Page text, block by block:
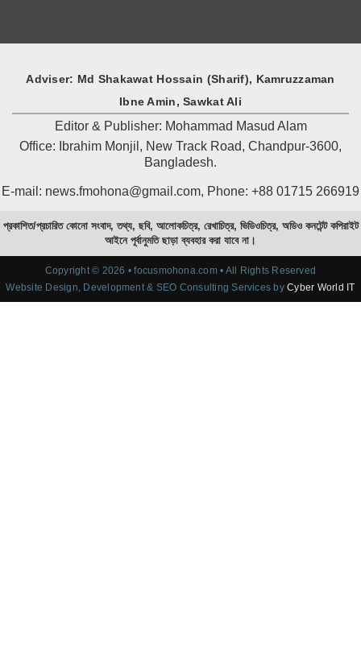
Adviser: Md Shakawat Hossain (Sharif), Kamruzzaman
Ibne Amin, Sawkat Ali
Editor & Publisher: Mohammad Masud Alam
Office: Ibrahim Monjil, New Track Road, Chandpur-3600,
Bangladesh.
E-mail: news.fmohona@gmail.com, Phone: +88 01715 266919
প্রকাশিত/প্রচারিত কোনো সংবাদ, তথ্য, ছবি, আলোকচিত্র, রেখাচিত্র, ভিডিওচিত্র, অডিও কনটেন্ট কপিরাইট
আইনে পূর্বানুমতি ছাড়া ব্যবহার করা যাবে না।
Copyright © 2026 • focusmohona.com • All Rights Reserved
Website Design, Development & SEO Consulting Services byCyber World IT